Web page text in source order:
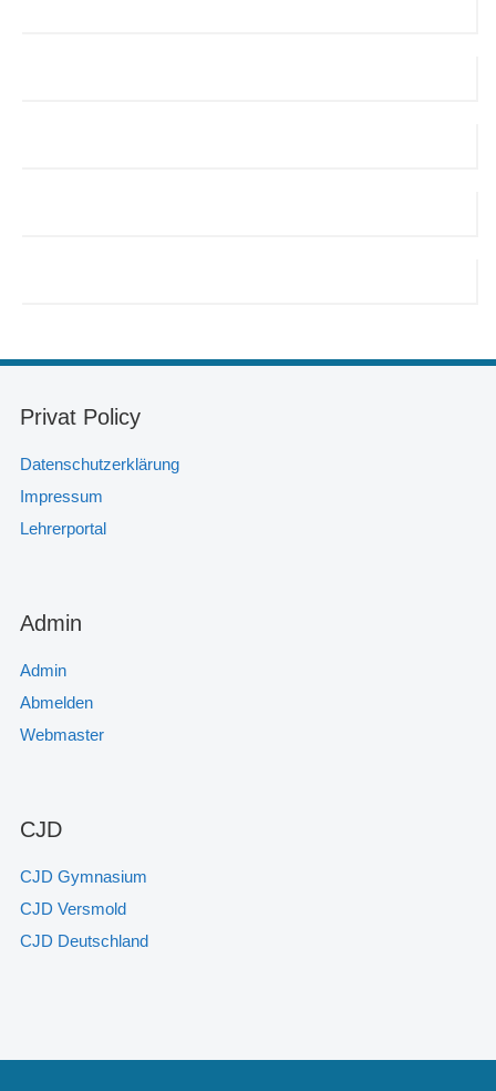
Privat Policy
Datenschutzerklärung
Impressum
Lehrerportal
Admin
Admin
Abmelden
Webmaster
CJD
CJD Gymnasium
CJD Versmold
CJD Deutschland